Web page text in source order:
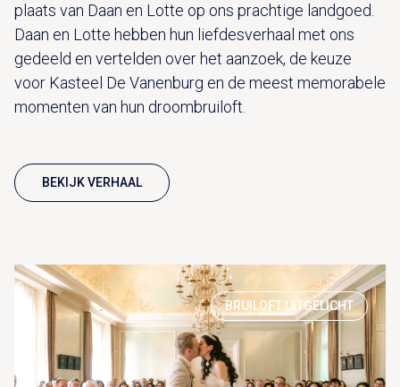
plaats van Daan en Lotte op ons prachtige landgoed.
Daan en Lotte hebben hun liefdesverhaal met ons
gedeeld en vertelden over het aanzoek, de keuze
voor Kasteel De Vanenburg en de meest memorabele
momenten van hun droombruiloft.
BEKIJK VERHAAL
BRUILOFT UITGELICHT